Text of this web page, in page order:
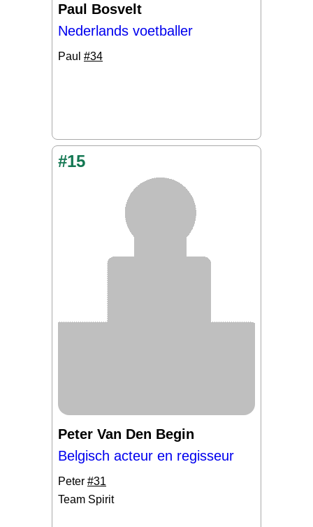
Paul Bosvelt
Nederlands voetballer
Paul #34
#15
Peter Van Den Begin
Belgisch acteur en regisseur
Peter #31
Team Spirit